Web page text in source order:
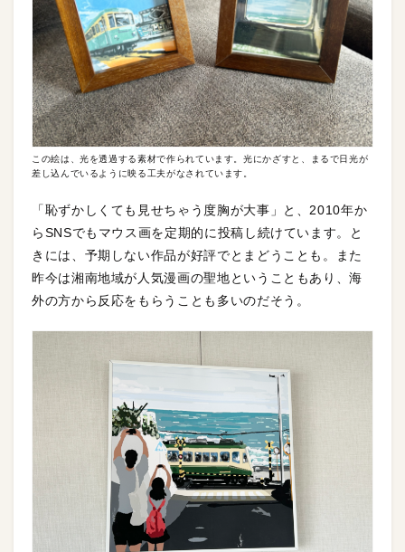
この絵は、光を透過する素材で作られています。光にかざすと、まるで日光が
差し込んでいるように映る工夫がなされています。
「恥ずかしくても見せちゃう度胸が大事」と、2010年か
らSNSでもマウス画を定期的に投稿し続けています。と
きには、予期しない作品が好評でとまどうことも。また
昨今は湘南地域が人気漫画の聖地ということもあり、海
外の方から反応をもらうことも多いのだそう。